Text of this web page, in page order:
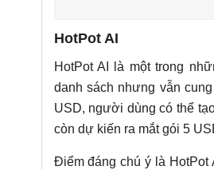
HotPot AI
HotPot AI là một trong
danh sách nhưng vẫn
USD, người dùng có thể
còn dự kiến ra mắt gói 5
Điểm đáng chú ý là